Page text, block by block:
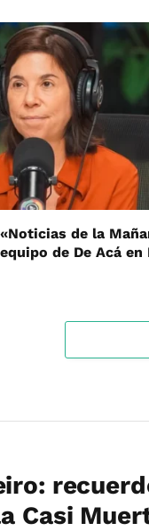
de la
de De Acá en
Casi